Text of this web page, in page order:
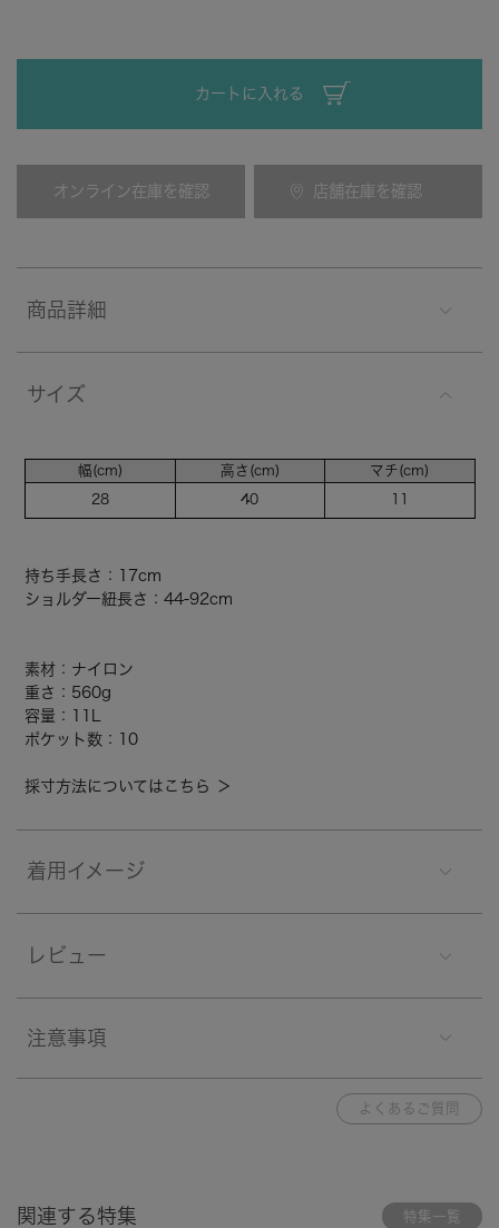
カートに入れる
オンライン在庫を確認 店舗在庫を確認
商品詳細
サイズ
幅(cm)
28
高さ(cm)
40
マチ(cm)
持ち手長さ：17cm
ショルダー紐長さ：44-92cm
素材：ナイロン
重さ：560g
容量：11L
ポケット数：10
採寸方法についてはこちら ＞
着用イメージ
レビュー
注意事項
よくあるご質問
関連する特集 特集一覧